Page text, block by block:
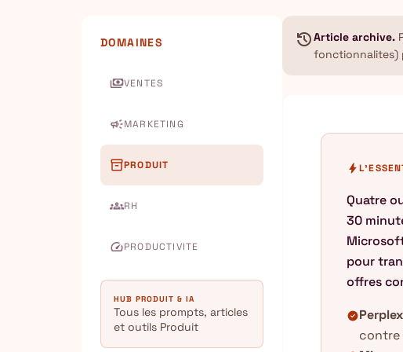
DOMAINES
paymentsVENTES
campaignMARKETING
inventory_2PRODUIT
groupsRH
speedPRODUCTIVITE
HUB PRODUIT & IA
Tous les prompts, articles
et outils Produit
historyArticle archive.
fonctionnalites)
bolt
Quatre
30
pour
offres
check_circle
contre